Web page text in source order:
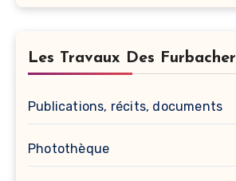
Les Travaux Des Furbacher
Publications, récits, documents
Photothèque